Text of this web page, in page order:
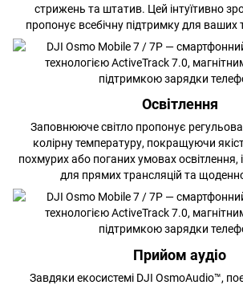
стрижень та штатив. Цей інтуїтивно
пропонує всебічну підтримку для ваших
Освітлення
Заповнююче світло пропонує
колірну температуру, покращуючи
похмурих або поганих умовах освітлення,
для прямих трансляцій та
Прийом аудіо
Завдяки екосистемі DJI OsmoAudio™,